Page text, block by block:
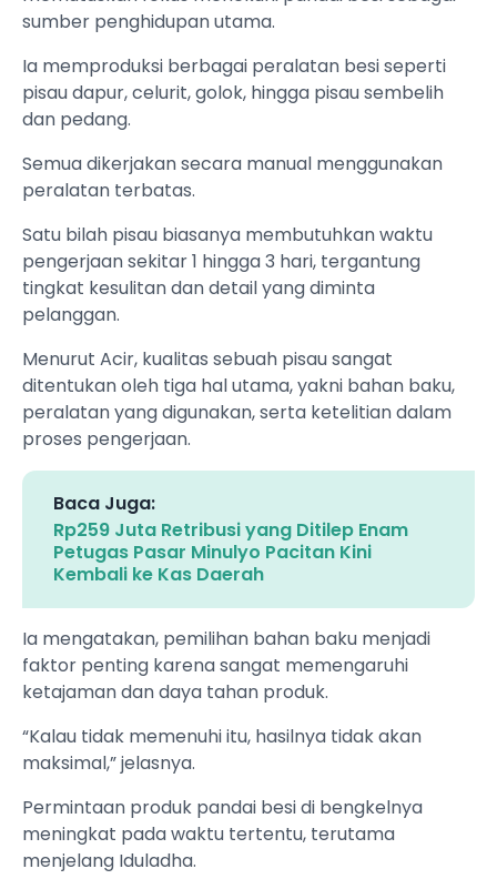
sumber penghidupan utama.
Ia memproduksi berbagai peralatan besi seperti
pisau dapur, celurit, golok, hingga pisau sembelih
dan pedang.
Semua dikerjakan secara manual menggunakan
peralatan terbatas.
Satu bilah pisau biasanya membutuhkan waktu
pengerjaan sekitar 1 hingga 3 hari, tergantung
tingkat kesulitan dan detail yang diminta
pelanggan.
Menurut Acir, kualitas sebuah pisau sangat
ditentukan oleh tiga hal utama, yakni bahan baku,
peralatan yang digunakan, serta ketelitian dalam
proses pengerjaan.
Baca Juga:
Rp259 Juta Retribusi yang Ditilep Enam
Petugas Pasar Minulyo Pacitan Kini
Kembali ke Kas Daerah
Ia mengatakan, pemilihan bahan baku menjadi
faktor penting karena sangat memengaruhi
ketajaman dan daya tahan produk.
“Kalau tidak memenuhi itu, hasilnya tidak akan
maksimal,” jelasnya.
Permintaan produk pandai besi di bengkelnya
meningkat pada waktu tertentu, terutama
menjelang Iduladha.